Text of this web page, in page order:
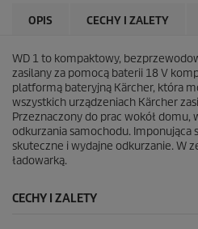
6
R
e
c
e
n
z
j
OPIS CECHY I ZALETY
WD 1 to kompaktowy,
zasilany za pomocą baterii 18 V
platformą bateryjną Kärcher, która
wszystkich urządzeniach Kärcher
Przeznaczony do prac wokół domu,
odkurzania samochodu. Imponująca
skuteczne i wydajne odkurzanie. W
ładowarką.
CECHY I ZALETY